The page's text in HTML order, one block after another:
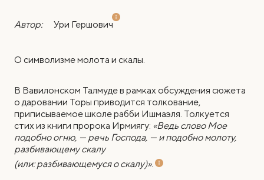
Автор: Ури Гершович
О символизме молота и скалы.
В Вавилонском Талмуде в рамках обсуждения сюжета
о даровании Торы приводится толкование,
приписываемое школе рабби Ишмаэля. Толкуется
стих из книги пророка Ирмиягу: «Ведь слово Мое
подобно огню, — речь Господа, — и подобно молоту,
разбивающему скалу
(или: разбивающемуся о скалу)».